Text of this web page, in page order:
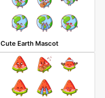
Cute Earth Mascot